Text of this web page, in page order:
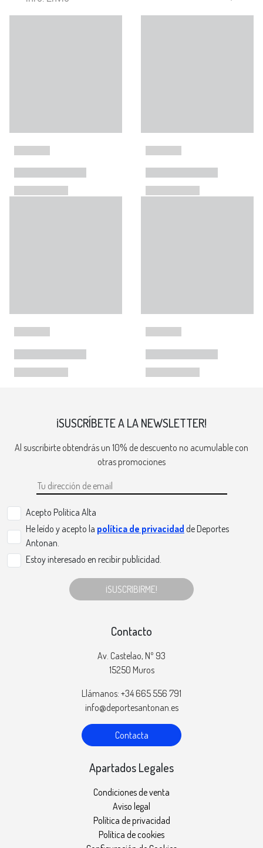
¡SUSCRÍBETE A LA NEWSLETTER!
Al suscribirte obtendrás un 10% de descuento no acumulable con
otras promociones
Acepto Politica Alta
He leído y acepto la política de privacidad de Deportes
Antonan.
Estoy interesado en recibir publicidad.
¡SUSCRIBIRME!
Contacto
Av. Castelao, Nº 93
15250 Muros
Llámanos: +34 665 556 791
info@deportesantonan.es
Contacta
Apartados Legales
Condiciones de venta
Aviso legal
Política de privacidad
Política de cookies